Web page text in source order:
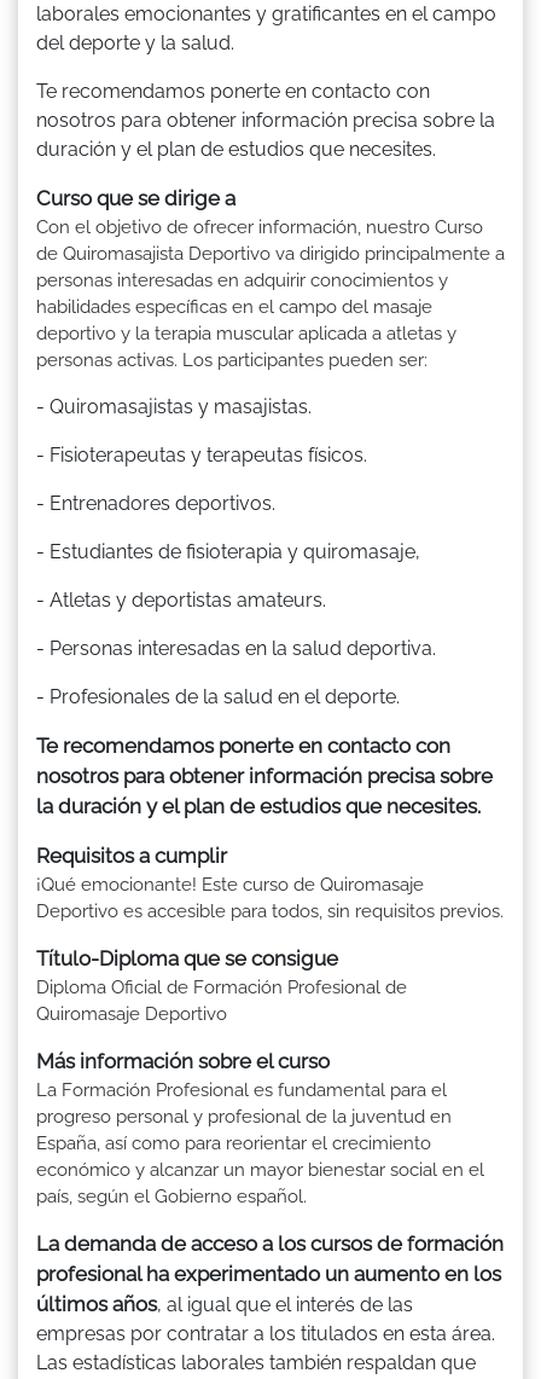
laborales emocionantes y gratificantes en el campo
del deporte y la salud.
Te recomendamos ponerte en contacto con
nosotros para obtener información precisa sobre la
duración y el plan de estudios que necesites.
Curso que se dirige a
Con el objetivo de ofrecer información, nuestro Curso
de Quiromasajista Deportivo va dirigido principalmente a
personas interesadas en adquirir conocimientos y
habilidades específicas en el campo del masaje
deportivo y la terapia muscular aplicada a atletas y
personas activas. Los participantes pueden ser:
- Quiromasajistas y masajistas.
- Fisioterapeutas y terapeutas físicos.
- Entrenadores deportivos.
- Estudiantes de fisioterapia y quiromasaje,
- Atletas y deportistas amateurs.
- Personas interesadas en la salud deportiva.
- Profesionales de la salud en el deporte.
Te recomendamos ponerte en contacto con
nosotros para obtener información precisa sobre
la duración y el plan de estudios que necesites.
Requisitos a cumplir
¡Qué emocionante! Este curso de Quiromasaje
Deportivo es accesible para todos, sin requisitos previos.
Título-Diploma que se consigue
Diploma Oficial de Formación Profesional de
Quiromasaje Deportivo
Más información sobre el curso
La Formación Profesional es fundamental para el
progreso personal y profesional de la juventud en
España, así como para reorientar el crecimiento
económico y alcanzar un mayor bienestar social en el
país, según el Gobierno español.
La demanda de acceso a los cursos de formación
profesional ha experimentado un aumento en los
últimos años, al igual que el interés de las
empresas por contratar a los titulados en esta área.
Las estadísticas laborales también respaldan que